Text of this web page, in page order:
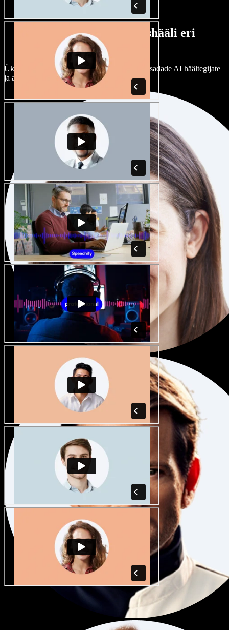
Lai valik mees- ja naishääli eri
aktsentidega
Ükski projekt ei pea kõlama ühtemoodi. Vali sadade AI häältegijate
ja aktsentide hulgast ning kohanda neid.